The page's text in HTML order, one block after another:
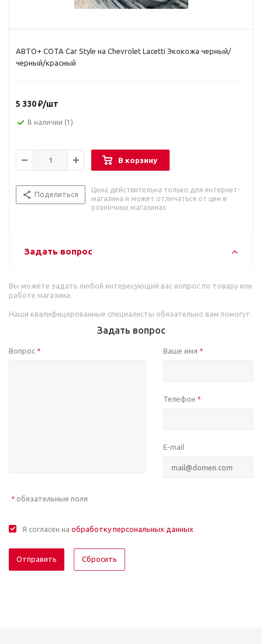
АВТО+ СОТА Car Style на Chevrolet Lacetti Экокожа черный/
черный/красный
5 330₽/шт
В наличии (1)
В корзину
Поделиться
Цена действительна только для интернет-
магазина и может отличаться от цен в
розничных магазинах
Задать вопрос
Вы можете задать любой интересующий вас вопрос по товару или
работе магазина.
Наши квалифицированные специалисты обязательно вам помогут.
Задать вопрос
Вопрос * Ваше имя *
Телефон *
E-mail
* обязательные поля
Я согласен на обработку персональных данных
Отправить Сбросить